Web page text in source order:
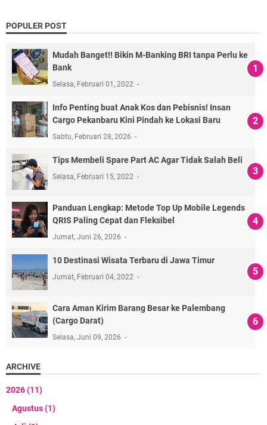
POPULER POST
Mudah Banget!! Bikin M-Banking BRI tanpa Perlu ke
Bank
Selasa, Februari 01, 2022
Info Penting buat Anak Kos dan Pebisnis! Insan
Cargo Pekanbaru Kini Pindah ke Lokasi Baru
Sabtu, Februari 28, 2026
Tips Membeli Spare Part AC Agar Tidak Salah Beli
Selasa, Februari 15, 2022
Panduan Lengkap: Metode Top Up Mobile Legends
QRIS Paling Cepat dan Fleksibel
Jumat, Juni 26, 2026
10 Destinasi Wisata Terbaru di Jawa Timur
Jumat, Februari 04, 2022
Cara Aman Kirim Barang Besar ke Palembang
(Cargo Darat)
Selasa, Juni 09, 2026
ARCHIVE
2026(11)
Agustus(1)